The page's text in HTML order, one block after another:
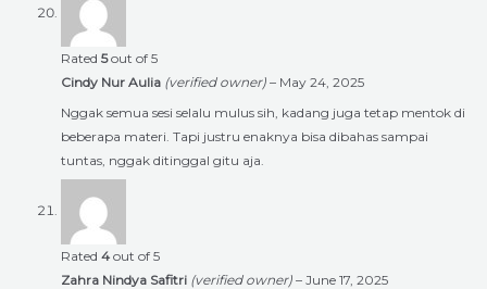
Rated 5out of 5
Cindy Nur Aulia (verified owner) – May 24, 2025
Nggak semua sesi selalu mulus sih, kadang juga tetap mentok di
beberapa materi. Tapi justru enaknya bisa dibahas sampai
tuntas, nggak ditinggal gitu aja.
Rated 4 out of 5
Zahra Nindya Safitri (verified owner) – June 17, 2025